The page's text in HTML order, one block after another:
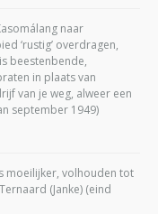
naar
‘rustig’ overdragen,
beestenbende,
in plaats van
van je weg, alweer een
september 1949)
moeilijker, volhouden tot
(Janke) (eind